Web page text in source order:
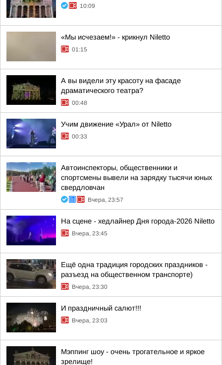
10:09
«Мы исчезаем!» - крикнул Niletto
01:15
А вы видели эту красоту на фасаде
драматического театра?
00:48
Учим движение «Урал» от Niletto
00:33
Автоинспекторы, общественники и
спортсмены вывели на зарядку тысячи юных
свердловчан
Вчера, 23:57
На сцене - хедлайнер Дня города-2026 Niletto
Вчера, 23:45
Ещё одна традиция городских праздников -
разъезд на общественном транспорте)
Вчера, 23:30
И праздничный салют!!!
Вчера, 23:03
Мэппинг шоу - очень трогательное и яркое
зрелище!